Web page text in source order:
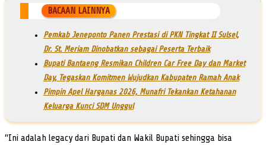
BACAAN LAINNYA
Pemkab Jeneponto Panen Prestasi di PKN Tingkat II Sulsel,
Dr. St. Meriam Dinobatkan sebagai Peserta Terbaik
Bupati Bantaeng Resmikan Children Car Free Day dan Market
Day, Tegaskan Komitmen Wujudkan Kabupaten Ramah Anak
Pimpin Apel Harganas 2026, Munafri Tekankan Ketahanan
Keluarga Kunci SDM Unggul
“Ini adalah legacy dari Bupati dan Wakil Bupati sehingga bisa